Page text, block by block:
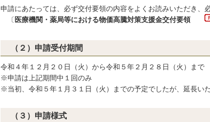
申請にあたっては、必ず交付要領の内容をよくお読みいただき、
〔 医療機関・薬局等における物価高騰対策支援金交付要領
（２）申請受付期間
令和４年１２月２０日（火）から令和５年２月２８日（火）まで
※申請は上記期間中１回のみ
※当初、令和５年１月３１日（火）までの予定でしたが、延長いた
（３）申請様式